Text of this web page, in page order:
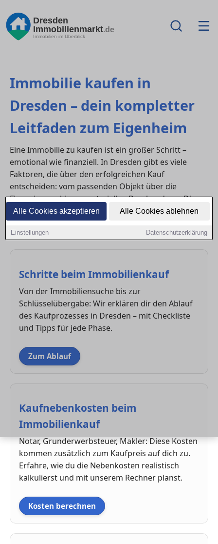
Alle Cookies akzeptieren Alle Cookies ablehnen
Einstellungen Datenschutzerklärung
Dresden
Immobilienmarkt.de
Immobilien im Überblick
Immobilie kaufen in
Dresden – dein kompletter
Leitfaden zum Eigenheim
Eine Immobilie zu kaufen ist ein großer Schritt –
emotional wie finanziell. In Dresden gibt es viele
Faktoren, die über den erfolgreichen Kauf
entscheiden: vom passenden Objekt über die
Finanzierung bis zur notariellen Beurkundung. Dieser
Ratgeber zeigt dir, wie du alle Phasen des
Kaufprozesses souverän meisterst und Fallstricke
vermeidest.
Schritte beim Immobilienkauf
Von der Immobiliensuche bis zur
Schlüsselübergabe: Wir erklären dir den Ablauf
des Kaufprozesses in Dresden – mit Checkliste
und Tipps für jede Phase.
Zum Ablauf
Kaufnebenkosten beim
Immobilienkauf
Notar, Grunderwerbsteuer, Makler: Diese Kosten
kommen zusätzlich zum Kaufpreis auf dich zu.
Erfahre, wie du die Nebenkosten realistisch
kalkulierst und mit unserem Rechner planst.
Kosten berechnen